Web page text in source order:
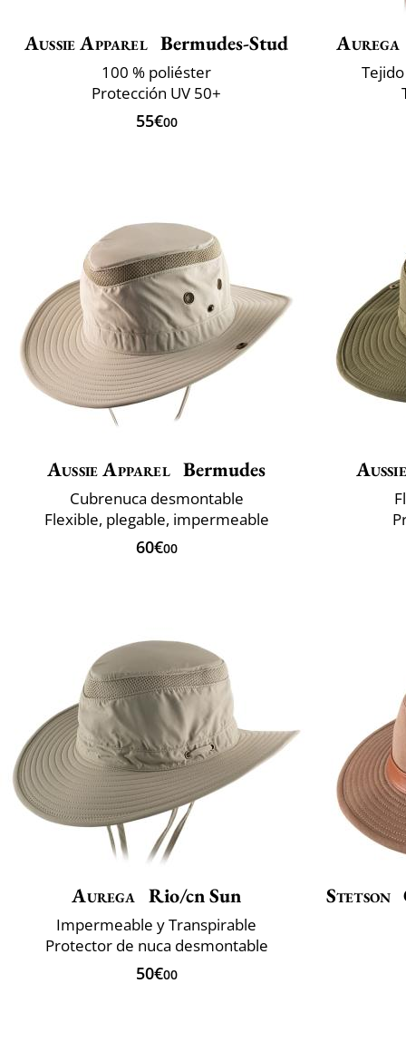
Aussie Apparel Bermudes-Stud
100 % poliéster
Protección UV 50+
55€00
Aurega
Aussie Apparel Bermudes
Cubrenuca desmontable
Flexible, plegable, impermeable
60€00
Aurega Rio/cn Sun
Impermeable y Transpirable
Protector de nuca desmontable
50€00
Stetson